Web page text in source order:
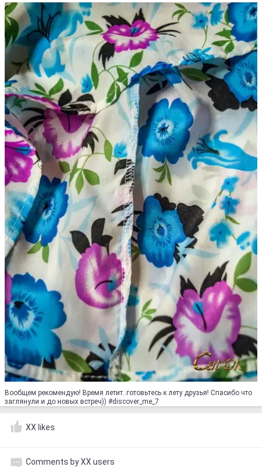
Вообщем рекомендую! Время летит..готовьтесь к лету друзья! Спасибо что
заглянули и до новых встреч)) #discover_me_7
XX likes
Comments by XX users